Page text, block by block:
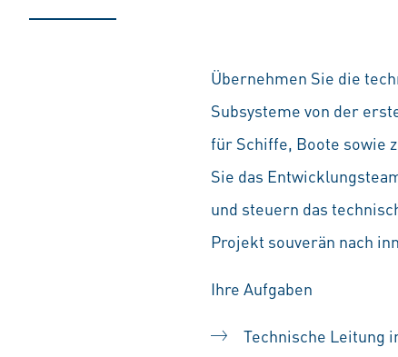
Übernehmen Sie die
Subsysteme von der
für Schiffe, Boote sowie
Sie das
und steuern das
Projekt souverän nach
Ihre Aufgaben
Technische Leitung